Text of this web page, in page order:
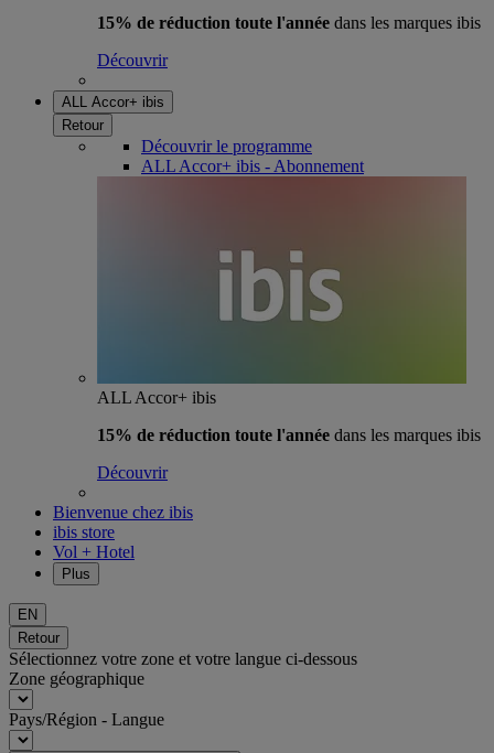
15% de réduction toute l'année dans les marques ibis
Découvrir
ALL Accor+ ibis
Retour
Découvrir le programme
ALL Accor+ ibis - Abonnement
ALL Accor+ ibis
15% de réduction toute l'année dans les marques ibis
Découvrir
Bienvenue chez ibis
ibis store
Vol + Hotel
Plus
EN
Retour
Sélectionnez votre zone et votre langue ci-dessous
Zone géographique
Pays/Région - Langue